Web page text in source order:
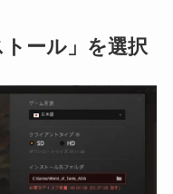
トール」を選択